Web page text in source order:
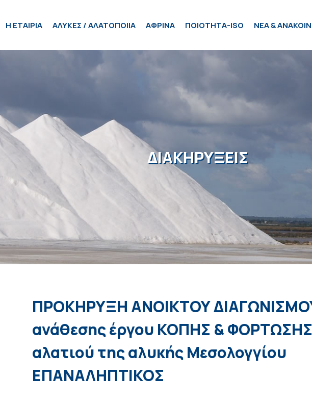
H ΕΤΑΙΡΙΑ ΑΛΥΚΕΣ / ΑΛΑΤΟΠΟΙΙΑ ΑΦΡΙΝΑ ΠΟΙΟΤΗΤΑ-ISO ΝΕΑ &
ΔΙΑΚΗΡΥΞΕΙΣ
ΠΡΟΚΗΡΥΞΗ ΑΝΟΙΚΤΟΥ
ανάθεσης έργου ΚΟΠΗΣ & ΦΟΡΤΩΣΗΣ
αλατιού της αλυκής Μεσολογγίου
ΕΠΑΝΑΛΗΠΤΙΚΟΣ